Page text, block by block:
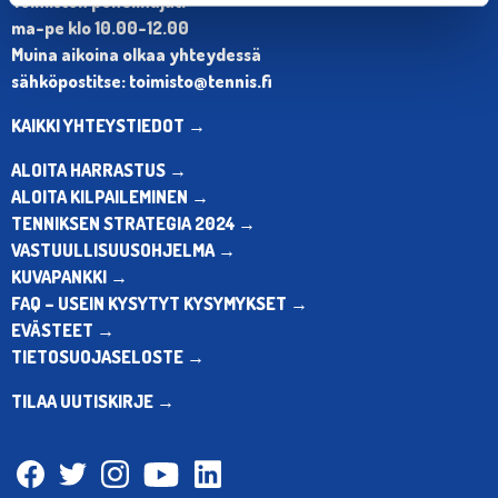
ma-pe klo 10.00-12.00
Muina aikoina olkaa yhteydessä
sähköpostitse: toimisto@tennis.fi
KAIKKI YHTEYSTIEDOT →
ALOITA HARRASTUS →
ALOITA KILPAILEMINEN →
TENNIKSEN STRATEGIA 2024 →
VASTUULLISUUSOHJELMA →
KUVAPANKKI →
FAQ – USEIN KYSYTYT KYSYMYKSET →
EVÄSTEET →
TIETOSUOJASELOSTE →
TILAA UUTISKIRJE →